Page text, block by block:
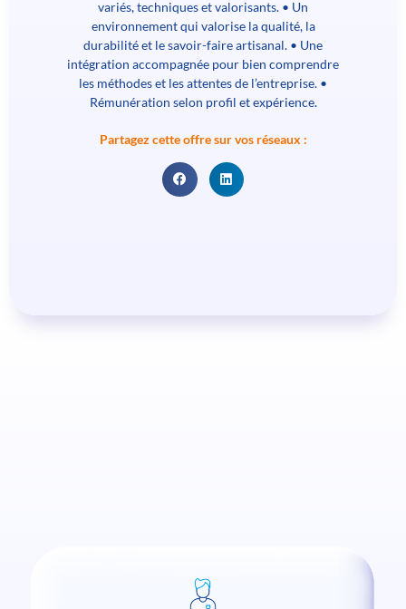
variés, techniques et valorisants. • Un
environnement qui valorise la qualité, la
durabilité et le savoir-faire artisanal. • Une
intégration accompagnée pour bien comprendre
les méthodes et les attentes de l’entreprise. •
Rémunération selon profil et expérience.
Partagez cette offre sur vos réseaux :